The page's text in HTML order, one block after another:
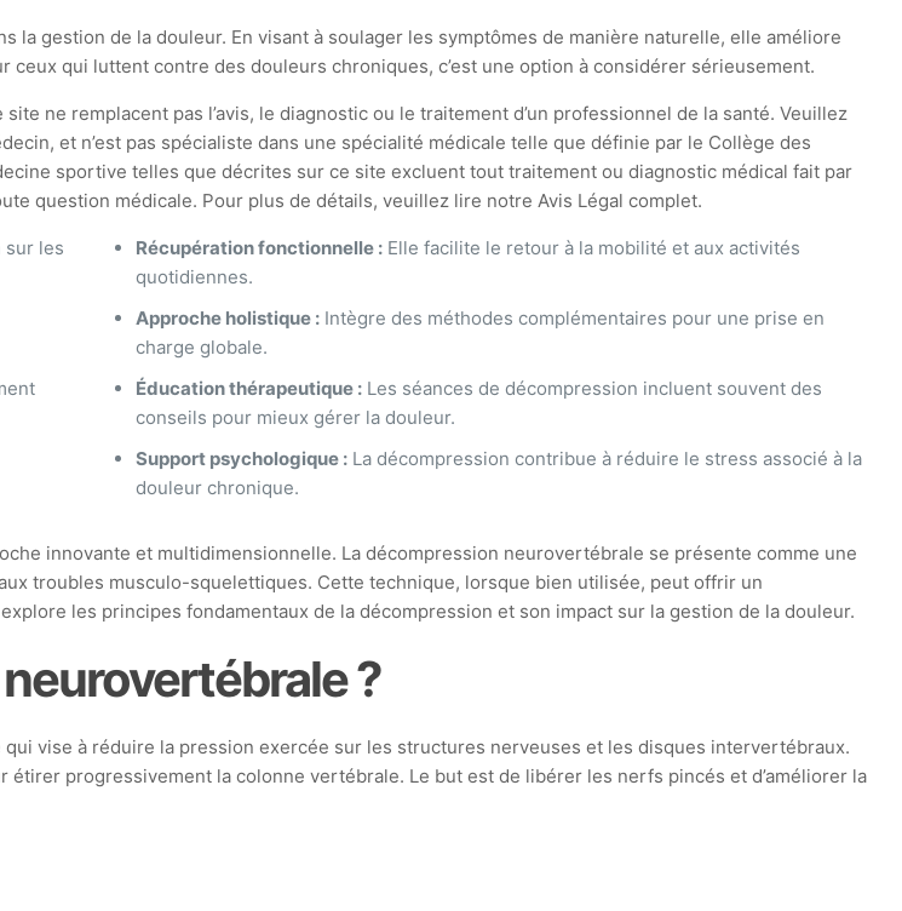
gestion de la douleur. En visant à soulager les symptômes de manière naturelle, elle améliore
qui luttent contre des douleurs chroniques, c’est une option à considérer sérieusement.
ne remplacent pas l’avis, le diagnostic ou le traitement d’un professionnel de la santé. Veuillez
et n’est pas spécialiste dans une spécialité médicale telle que définie par le Collège des
sportive telles que décrites sur ce site excluent tout traitement ou diagnostic médical fait par
question médicale. Pour plus de détails, veuillez lire notre Avis Légal complet.
sur les
Récupération fonctionnelle :Elle facilite le retour à la mobilité et aux activités
quotidiennes.
Approche holistique :Intègre des méthodes complémentaires pour une prise en
charge globale.
Éducation thérapeutique :Les séances de décompression incluent souvent des
conseils pour mieux gérer la douleur.
Support psychologique :La décompression contribue à réduire le stress associé à la
douleur chronique.
innovante et multidimensionnelle. La décompression neurovertébrale se présente comme une
troubles musculo-squelettiques. Cette technique, lorsque bien utilisée, peut offrir un
les principes fondamentaux de la décompression et son impact sur la gestion de la douleur.
?
vise à réduire la pression exercée sur les structures nerveuses et les disques intervertébraux.
progressivement la colonne vertébrale. Le but est de libérer les nerfs pincés et d’améliorer la